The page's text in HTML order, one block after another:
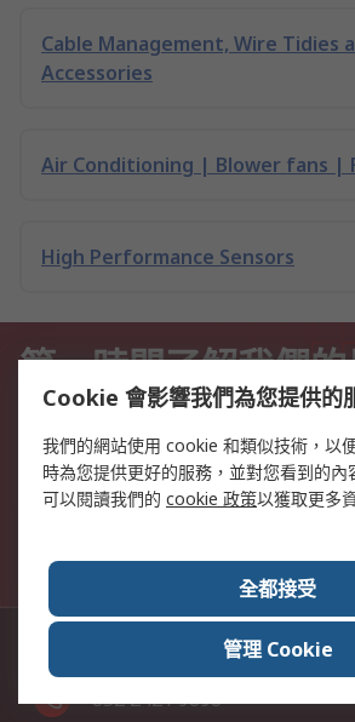
Cable Management, Wire Tidies
Accessories
Air Conditioning | Blower fans |
High Performance Sensors
第一時間了解我們
和優惠
電郵
您在訂閱此郵件時提供的個人信息將根據《
+852 2421 9898
Cookie 會影響我們為您提供的
我們的網站使用 cookie 和類似技術，以
時為您提供更好的服務，並對您看到的內
可以閱讀我們的 cookie 政策以獲取更多
全都接受
管理 Cookie